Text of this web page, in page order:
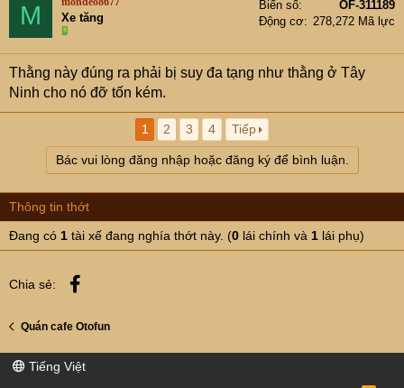
i
o
n
s
:
M Xe tăng
Biển số
OF-311189
Động cơ
278,272 Mã lực
Thằng này đúng ra phải bị suy đa tạng như thằng ở Tây
Ninh cho nó đỡ tốn kém.
1 2 3 4 Tiếp
Bác vui lòng đăng nhập hoặc đăng ký để bình luận.
Thông tin thớt
Đang có 1 tài xế đang nghía thớt này. (0 lái chính và 1 lái phụ)
Chia sẻ:
Quán cafe Otofun
Tiếng Việt